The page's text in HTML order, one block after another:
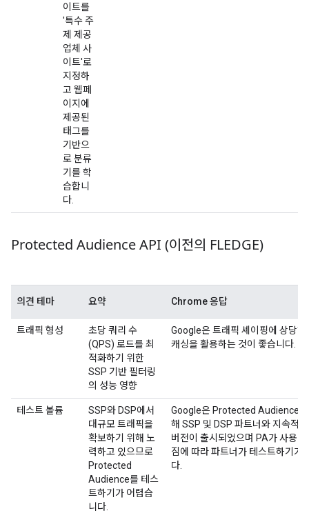
이트를
'특수 주
제 제공
업체 사
이트'로
지정하
고 웹페
이지에
제공된
태그를
기반으
로 분류
기를 학
습합니
다.
Protected Audience API (이전의 FLEDGE)
의견 테마 요약 Chrome 응답
트래픽 형성
초당 쿼리 수
(QPS) 로드를 최
적화하기 위한
SSP 기반 필터링
의 성능 영향
Google은 트래픽 셰이핑에 상당
캐싱을 활용하는 것이 좋습니다.
테스트 볼륨
SSP와 DSP에서
대규모 트래픽을
확보하기 위해 노
력하고 있으므로
Protected
Audience를 테스
트하기가 어렵습
니다.
Google은 Protected Audiences
해 SSP 및 DSP 파트너와 지속적
버전이 출시되었으며 PA가 사용
짐에 따라 파트너가 테스트하기가
다.